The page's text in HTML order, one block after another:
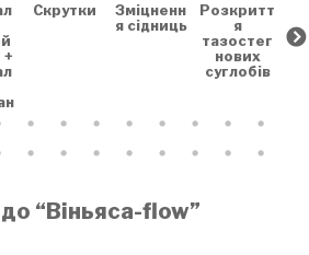
+
Скрутки
Зміцненн
я сідниць
Розкритт
я
тазостег
нових
суглобів
“Віньяса-flow”